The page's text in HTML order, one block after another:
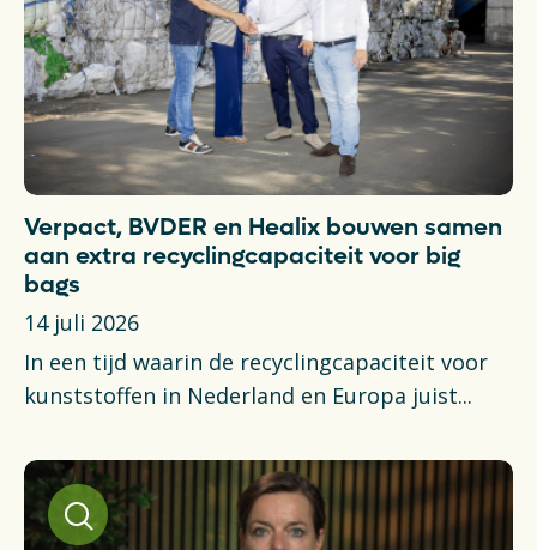
Verpact, BVDER en Healix bouwen samen
aan extra recyclingcapaciteit voor big
bags
14 juli 2026
In een tijd waarin de recyclingcapaciteit voor
kunststoffen in Nederland en Europa juist...